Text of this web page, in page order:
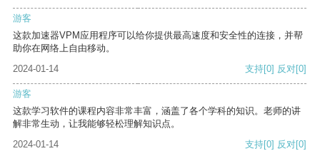
游客
这款加速器VPM应用程序可以给你提供最高速度和安全性的连接，并帮
助你在网络上自由移动。
2024-01-14
支持[0] 反对[0]
游客
这款学习软件的课程内容非常丰富，涵盖了各个学科的知识。老师的讲
解非常生动，让我能够轻松理解知识点。
2024-01-14
支持[0] 反对[0]